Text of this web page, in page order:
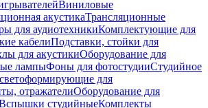
Виниловые
акустикаТрансляционные
для аудиотехникиКомплектующие для
кабелиПодставки, стойки для
для акустикиОборудование для
лампыФоны для фотостудииСтудийное
для
отражателиОборудование для
студийныеКомплекты